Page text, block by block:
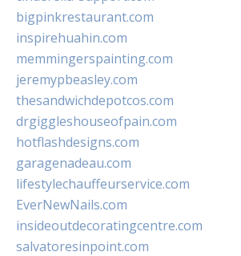
bigpinkrestaurant.com
inspirehuahin.com
memmingerspainting.com
jeremypbeasley.com
thesandwichdepotcos.com
drgiggleshouseofpain.com
hotflashdesigns.com
garagenadeau.com
lifestylechauffeurservice.com
EverNewNails.com
insideoutdecoratingcentre.com
salvatoresinpoint.com